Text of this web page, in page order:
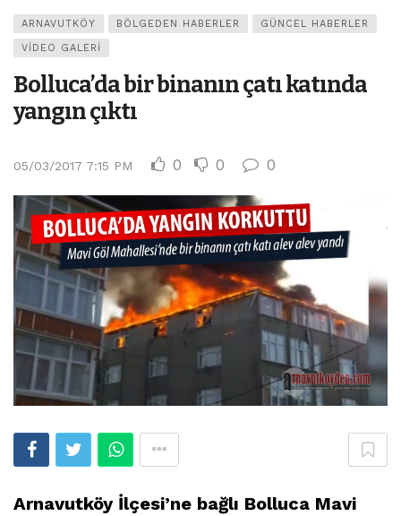
ARNAVUTKÖY BÖLGEDEN HABERLER GÜNCEL HABERLER
VIDEO GALERI
Bolluca’da bir binanın çatı katında
yangın çıktı
05/03/2017 7:15 PM 0 0 0
Arnavutköy İlçesi’ne bağlı Bolluca Mavi